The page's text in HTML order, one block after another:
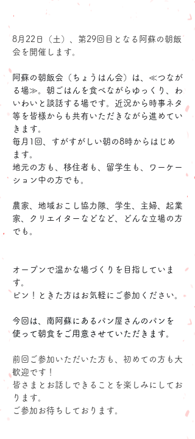
8月22日（土）、第29回目となる阿蘇の朝飯
会を開催します。
阿蘇の朝飯会（ちょうはん会）は、≪つなが
る場≫。朝ごはんを食べながらゆっくり、わ
いわいと談話する場です。近況から時事ネタ
等を皆様からも共有いただきながら進めてい
きます。
毎月1回、すがすがしい朝の8時からはじめ
ます。
地元の方も、移住者も、留学生も、ワーケー
ション中の方でも。
農家、地域おこし協力隊、学生、主婦、起業
家、クリエイターなどなど、どんな立場の方
でも。
オープンで温かな場づくりを目指していま
す。
ピン！ときた方はお気軽にご参加ください。
今回は、南阿蘇にあるパン屋さんのパンを
使って朝食をご用意させていただきます。
前回ご参加いただいた方も、初めての方も大
歓迎です！
皆さまとお話しできることを楽しみにしてお
ります。
ご参加お待ちしております。